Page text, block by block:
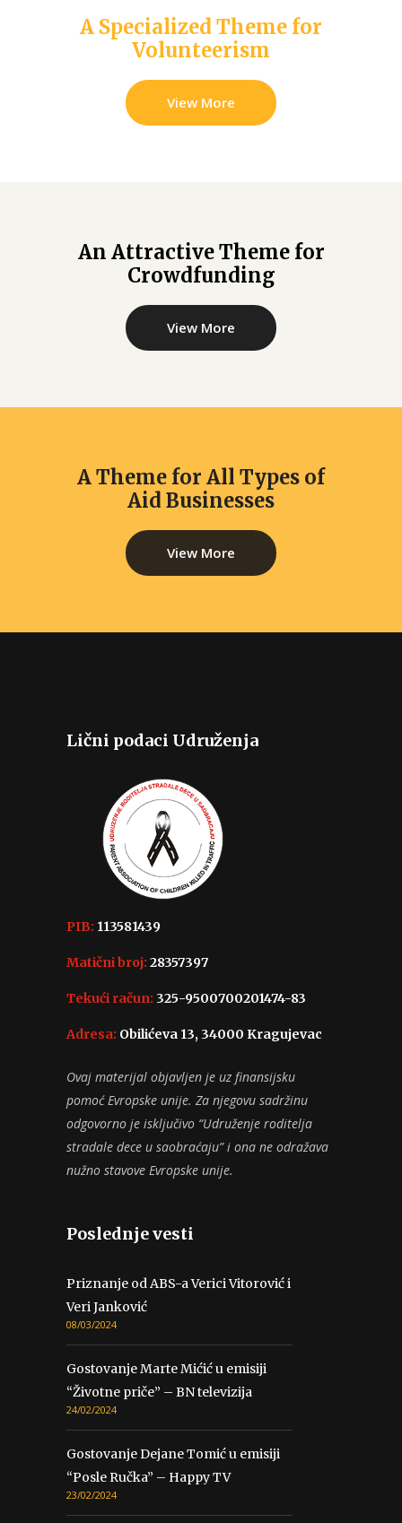
A Specialized Theme for
Volunteerism
View More
An Attractive Theme for
Crowdfunding
View More
A Theme for All Types of
Aid Businesses
View More
Lični podaci Udruženja
PIB: 113581439
Matični broj: 28357397
Tekući račun: 325-9500700201474-83
Adresa: Obilićeva 13, 34000 Kragujevac
Ovaj materijal objavljen je uz finansijsku
pomoć Evropske unije. Za njegovu sadržinu
odgovorno je isključivo “Udruženje roditelja
stradale dece u saobraćaju” i ona ne odražava
nužno stavove Evropske unije.
Poslednje vesti
Priznanje od ABS-a Verici Vitorović i
Veri Janković
08/03/2024
Gostovanje Marte Mićić u emisiji
“Životne priče” – BN televizija
24/02/2024
Gostovanje Dejane Tomić u emisiji
“Posle Ručka” – Happy TV
23/02/2024